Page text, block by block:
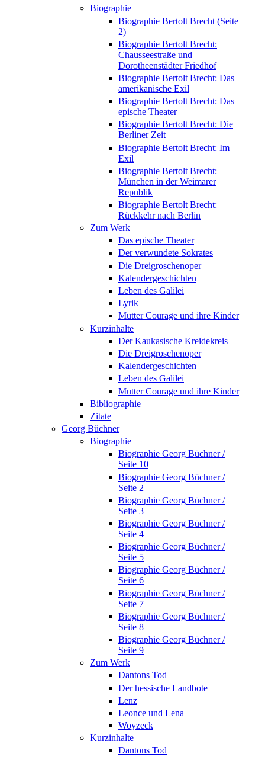
Biographie
Biographie Bertolt Brecht (Seite
2)
Biographie Bertolt Brecht:
Chausseestraße und
Dorotheenstädter Friedhof
Biographie Bertolt Brecht: Das
amerikanische Exil
Biographie Bertolt Brecht: Das
epische Theater
Biographie Bertolt Brecht: Die
Berliner Zeit
Biographie Bertolt Brecht: Im
Exil
Biographie Bertolt Brecht:
München in der Weimarer
Republik
Biographie Bertolt Brecht:
Rückkehr nach Berlin
Zum Werk
Das epische Theater
Der verwundete Sokrates
Die Dreigroschenoper
Kalendergeschichten
Leben des Galilei
Lyrik
Mutter Courage und ihre Kinder
Kurzinhalte
Der Kaukasische Kreidekreis
Die Dreigroschenoper
Kalendergeschichten
Leben des Galilei
Mutter Courage und ihre Kinder
Bibliographie
Zitate
Georg Büchner
Biographie
Biographie Georg Büchner /
Seite 10
Biographie Georg Büchner /
Seite 2
Biographie Georg Büchner /
Seite 3
Biographie Georg Büchner /
Seite 4
Biographie Georg Büchner /
Seite 5
Biographie Georg Büchner /
Seite 6
Biographie Georg Büchner /
Seite 7
Biographie Georg Büchner /
Seite 8
Biographie Georg Büchner /
Seite 9
Zum Werk
Dantons Tod
Der hessische Landbote
Lenz
Leonce und Lena
Woyzeck
Kurzinhalte
Dantons Tod